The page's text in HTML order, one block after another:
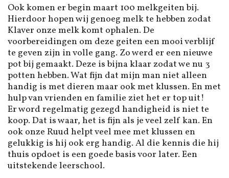
Ook komen er begin maart 100 melkgeiten bij.
Hierdoor hopen wij genoeg melk te hebben zodat
Klaver onze melk komt ophalen. De
voorbereidingen om deze geiten een mooi verblijf
te geven zijn in volle gang. Zo werd er een nieuwe
pot bij gemaakt. Deze is bijna klaar zodat we nu 3
potten hebben. Wat fijn dat mijn man niet alleen
handig is met dieren maar ook met klussen. En met
hulp van vrienden en familie ziet het er top uit!
Er word regelmatig gezegd handigheid is niet te
koop. Dat is waar, het is fijn als je veel zelf kan. En
ook onze Ruud helpt veel mee met klussen en
gelukkig is hij ook erg handig. Al die kennis die hij
thuis opdoet is een goede basis voor later. Een
uitstekende leerschool.